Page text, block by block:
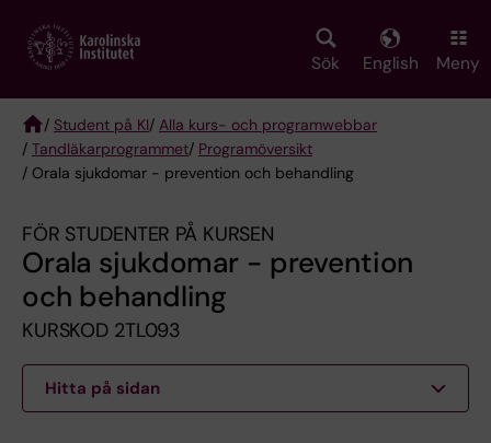
main
Sök English Meny
Breadcrumb
/ Student på KI/ Alla kurs- och programwebbar
/ Tandläkarprogrammet/ Programöversikt
/ Orala sjukdomar - prevention och behandling
FÖR STUDENTER PÅ KURSEN
Orala sjukdomar - prevention
och behandling
KURSKOD 2TL093
Hitta på sidan